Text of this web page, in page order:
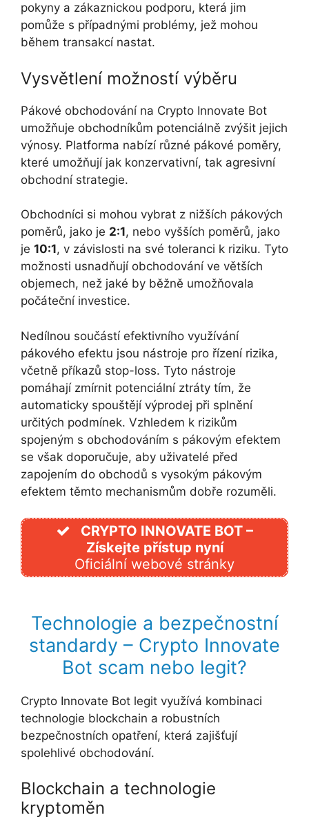
pokyny a zákaznickou podporu, která jim
pomůže s případnými problémy, jež mohou
během transakcí nastat.
Vysvětlení možností výběru
Pákové obchodování na Crypto Innovate Bot
umožňuje obchodníkům potenciálně zvýšit jejich
výnosy. Platforma nabízí různé pákové poměry,
které umožňují jak konzervativní, tak agresivní
obchodní strategie.
Obchodníci si mohou vybrat z nižších pákových
poměrů, jako je 2:1, nebo vyšších poměrů, jako
je 10:1, v závislosti na své toleranci k riziku. Tyto
možnosti usnadňují obchodování ve větších
objemech, než jaké by běžně umožňovala
počáteční investice.
Nedílnou součástí efektivního využívání
pákového efektu jsou nástroje pro řízení rizika,
včetně příkazů stop-loss. Tyto nástroje
pomáhají zmírnit potenciální ztráty tím, že
automaticky spouštějí výprodej při splnění
určitých podmínek. Vzhledem k rizikům
spojeným s obchodováním s pákovým efektem
se však doporučuje, aby uživatelé před
zapojením do obchodů s vysokým pákovým
efektem těmto mechanismům dobře rozuměli.
CRYPTO INNOVATE BOT –
Získejte přístup nyní
Oficiální webové stránky
Technologie a bezpečnostní
standardy – Crypto Innovate
Bot scam nebo legit?
Crypto Innovate Bot legit využívá kombinaci
technologie blockchain a robustních
bezpečnostních opatření, která zajišťují
spolehlivé obchodování.
Blockchain a technologie
kryptoměn